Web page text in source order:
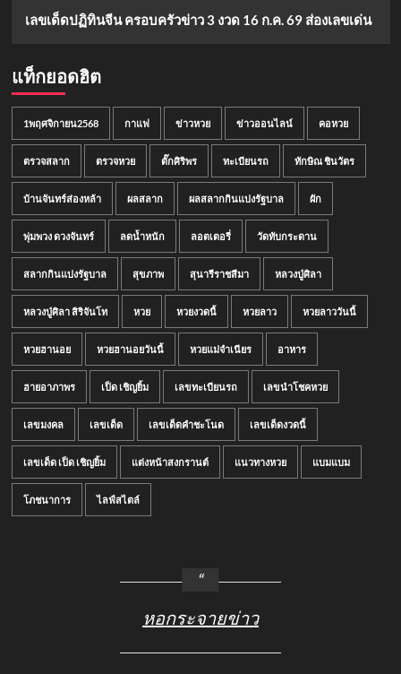
เลขเด็ดปฏิทินจีน ครอบครัวข่าว 3 งวด 16 ก.ค. 69 ส่องเลขเด่น
แท็กยอดฮิต
1พฤศจิกายน2568 กาแฟ ข่าวหวย ข่าวออนไลน์ คอหวย
ตรวจสลาก ตรวจหวย ตั๊กศิริพร ทะเบียนรถ ทักษิณ ชินวัตร
บ้านจันทร์ส่องหล้า ผลสลาก ผลสลากกินแบ่งรัฐบาล ผัก
พุ่มพวง ดวงจันทร์ ลดน้ำหนัก ลอตเตอรี่ วัดทับกระดาน
สลากกินแบ่งรัฐบาล สุขภาพ สุนารีราชสีมา หลวงปู่ศิลา
หลวงปู่ศิลา สิริจันโท หวย หวยงวดนี้ หวยลาว หวยลาววันนี้
หวยฮานอย หวยฮานอยวันนี้ หวยแม่จำเนียร อาหาร
ฮายอาภาพร เป็ด เชิญยิ้ม เลขทะเบียนรถ เลขนำโชคหวย
เลขมงคล เลขเด็ด เลขเด็ดคำชะโนด เลขเด็ดงวดนี้
เลขเด็ด เป็ด เชิญยิ้ม แต่งหน้าสงกรานต์ แนวทางหวย แบมแบม
โภชนาการ ไลฟ์สไตล์
หอกระจายข่าว